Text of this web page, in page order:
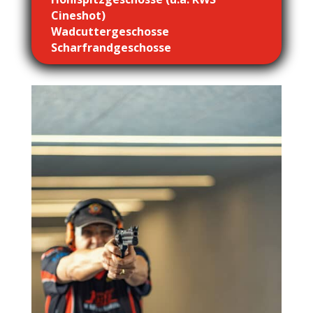
Cineshot)
Wadcuttergeschosse
Scharfrandgeschosse